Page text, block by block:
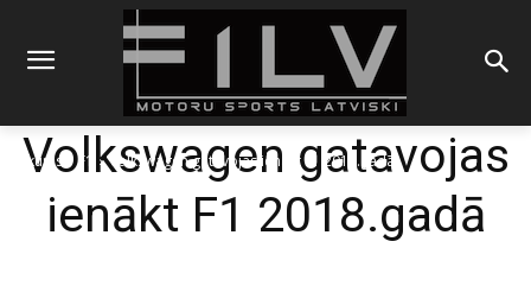
Sākums F1 Volkswagen gatavojas ienākt F1 2018.gadā
Volkswagen gatavojas
ienākt F1 2018.gadā